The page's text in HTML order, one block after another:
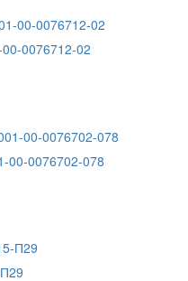
0076712-02
00-0076702-078